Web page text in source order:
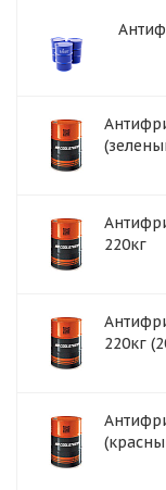
220кг
220кг